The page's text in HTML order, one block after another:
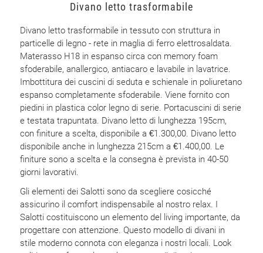
Divano letto trasformabile
Divano letto trasformabile in tessuto con struttura in
particelle di legno - rete in maglia di ferro elettrosaldata.
Materasso H18 in espanso circa con memory foam
sfoderabile, anallergico, antiacaro e lavabile in lavatrice.
Imbottitura dei cuscini di seduta e schienale in poliuretano
espanso completamente sfoderabile. Viene fornito con
piedini in plastica color legno di serie. Portacuscini di serie
e testata trapuntata. Divano letto di lunghezza 195cm,
con finiture a scelta, disponibile a €1.300,00. Divano letto
disponibile anche in lunghezza 215cm a €1.400,00. Le
finiture sono a scelta e la consegna è prevista in 40-50
giorni lavorativi.
Gli elementi dei Salotti sono da scegliere cosicché
assicurino il comfort indispensabile al nostro relax. I
Salotti costituiscono un elemento del living importante, da
progettare con attenzione. Questo modello di divani in
stile moderno connota con eleganza i nostri locali. Look